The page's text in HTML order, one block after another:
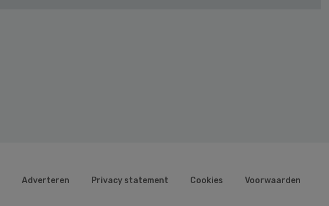
Adverteren Privacy statement Cookies Voorwaarden